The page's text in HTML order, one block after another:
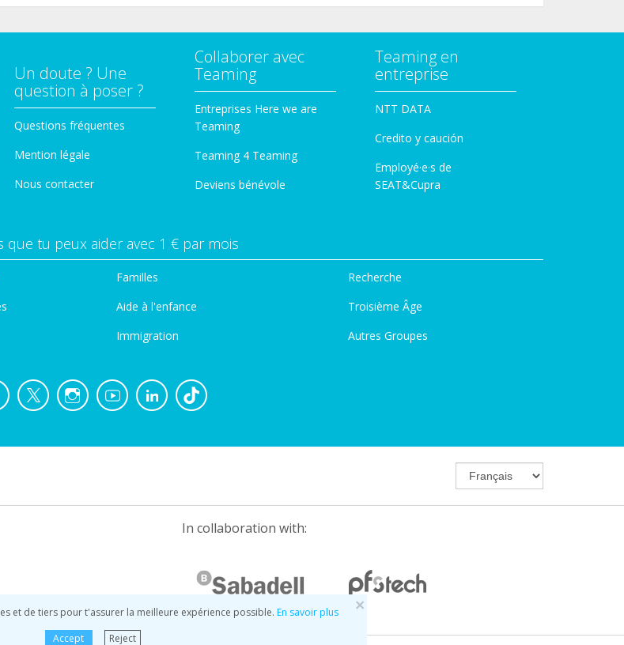
×
et de tiers pour t'assurer la meilleure expérience possible. En savoir plus
Accept
Reject
Un doute ? Une
question à poser ?
Questions fréquentes
Mention légale
Nous contacter
Collaborer avec
Teaming
Entreprises Here we are
Teaming
Teaming 4 Teaming
Deviens bénévole
Teaming en
entreprise
NTT DATA
Credito y caución
Employé·e·s de
SEAT&Cupra
que tu peux aider avec 1 € par mois
Familles
Aide à l'enfance
Immigration
Recherche
Troisième Âge
Autres Groupes
In collaboration with: